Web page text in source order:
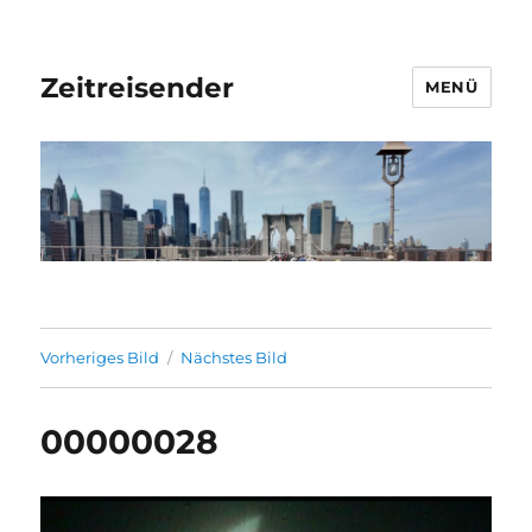
Zeitreisender MENÜ
Vorheriges Bild Nächstes Bild
00000028